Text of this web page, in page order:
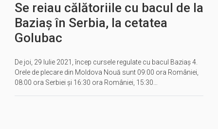
Se reiau călătoriile cu bacul de la
Baziaș în Serbia, la cetatea
Golubac
De joi, 29 Iulie 2021, încep cursele regulate cu bacul Baziaș 4.
Orele de plecare din Moldova Nouă sunt 09:00 ora României,
08:00 ora Serbiei și 16:30 ora României, 15:30…